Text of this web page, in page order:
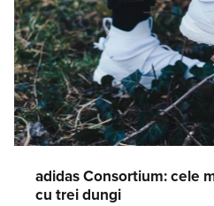
adidas Consortium: cele
cu trei dungi